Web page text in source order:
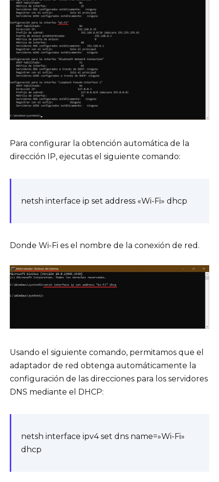
Para configurar la obtención automática de la
dirección IP, ejecutas el siguiente comando:
netsh interface ip set address «Wi-Fi» dhcp
Donde Wi-Fi es el nombre de la conexión de red.
Usando el siguiente comando, permitamos que el
adaptador de red obtenga automáticamente la
configuración de las direcciones para los servidores
DNS mediante el DHCP:
netsh interface ipv4 set dns name=»Wi-Fi»
dhcp